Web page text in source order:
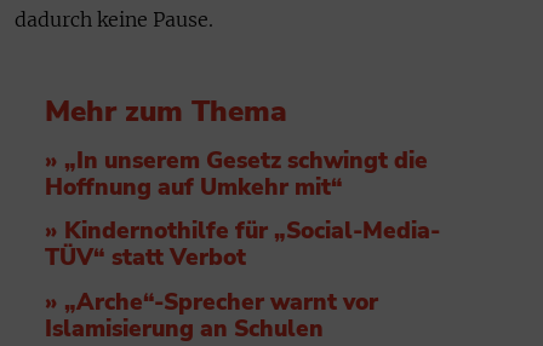
dadurch keine Pause.
Mehr zum Thema
» „In unserem Gesetz schwingt die
Hoffnung auf Umkehr mit“
» Kindernothilfe für „Social-Media-
TÜV“ statt Verbot
» „Arche“-Sprecher warnt vor
Islamisierung an Schulen